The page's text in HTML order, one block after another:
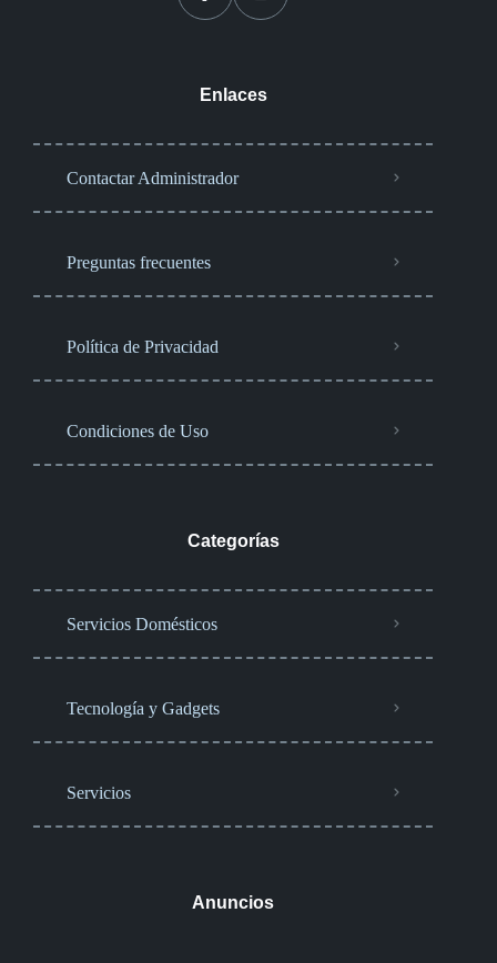
Enlaces
Contactar Administrador
Preguntas frecuentes
Política de Privacidad
Condiciones de Uso
Categorías
Servicios Domésticos
Tecnología y Gadgets
Servicios
Anuncios